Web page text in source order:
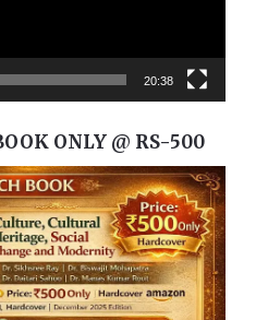
20:38
ONLY @ RS-500